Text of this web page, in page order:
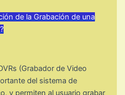
de la Grabación de una
(Grabador de Video
del sistema de
y permiten al usuario grabar